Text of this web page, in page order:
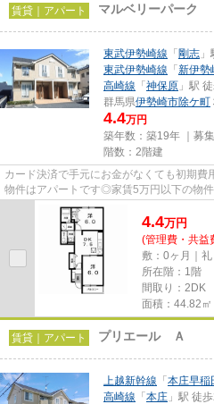
賃貸｜アパート マルベリーパーク
東武伊勢崎線 「 剛志
東武伊勢崎線 「 新伊勢
高崎線 「 神保原 」駅
群馬県伊勢崎市除ケ町
4.4万円
築年数：築19年 ｜募集
階数：2階建
カード決済で手元にお金がなくても初期
物件はアパートです◎家賃5万円以下の物
◎「マルベリーパーク」のここがイチ...
4.4万円
(管理費・共益
敷：0ヶ月｜礼
所在階：1階
間取り：2DK
面積：44.82㎡
賃貸｜アパート プリエール Ａ
上越新幹線 「 本庄早稲
高崎線 「 本庄 」駅 徒